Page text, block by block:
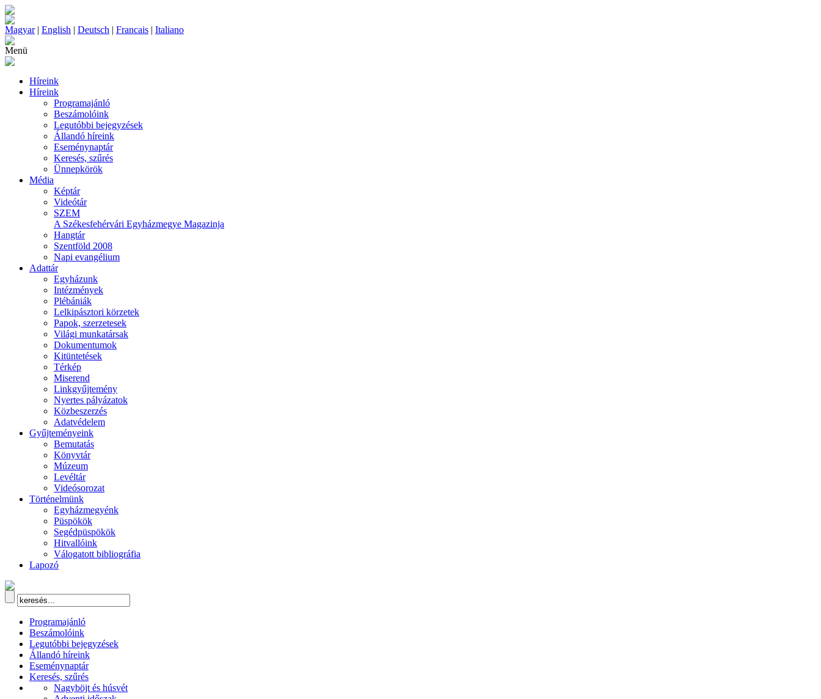
Magyar| English | Deutsch | Francais | Italiano
Menü
Híreink
Híreink
Programajánló
Beszámolóink
Legutóbbi bejegyzések
Állandó híreink
Eseménynaptár
Keresés, szűrés
Ünnepkörök
Média
Képtár
Videótár
SZEM
A Székesfehérvári Egyházmegye Magazinja
Hangtár
Szentföld 2008
Napi evangélium
Adattár
Egyházunk
Intézmények
Plébániák
Lelkipásztori körzetek
Papok, szerzetesek
Világi munkatársak
Dokumentumok
Kitüntetések
Térkép
Miserend
Linkgyűjtemény
Nyertes pályázatok
Közbeszerzés
Adatvédelem
Gyűjteményeink
Bemutatás
Könyvtár
Múzeum
Levéltár
Videósorozat
Történelmünk
Egyházmegyénk
Püspökök
Segédpüspökök
Hitvallóink
Válogatott bibliográfia
Lapozó
Programajánló
Beszámolóink
Legutóbbi bejegyzések
Állandó híreink
Eseménynaptár
Keresés, szűrés
Nagyböjt és húsvét